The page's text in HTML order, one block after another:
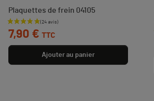
Plaquettes de frein 04105
Prix
7,90 € TTC
Ajouter au panier